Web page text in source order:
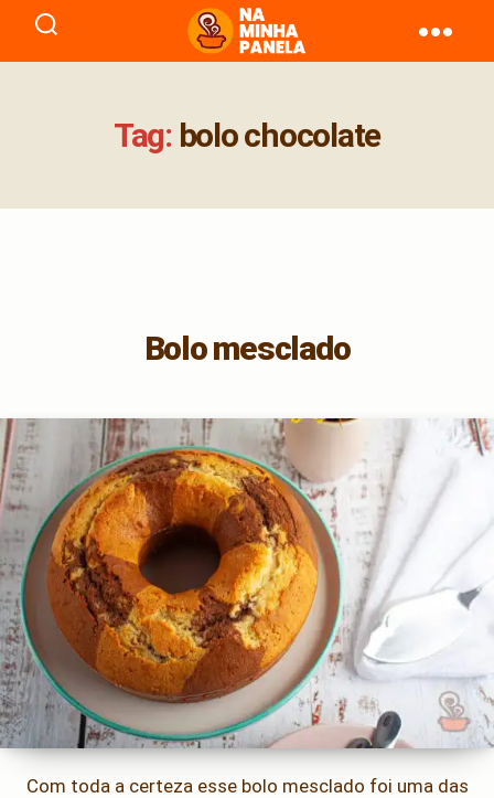
naminhapanela.com
Tag: bolo chocolate
Bolo mesclado
Com toda a certeza esse bolo mesclado foi uma das